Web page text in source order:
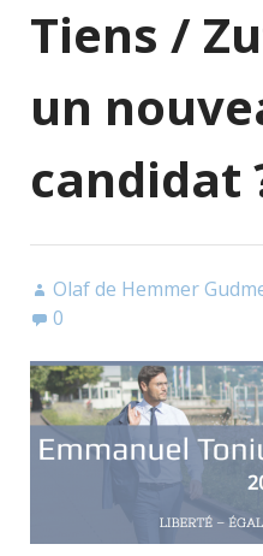
Tiens /
un
candidat
Olaf de Hemmer
0